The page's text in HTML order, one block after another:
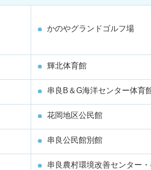
かのやグランドゴルフ場
輝北体育館
串良B＆G海洋センター体育
花岡地区公民館
串良公民館別館
串良農村環境改善センター